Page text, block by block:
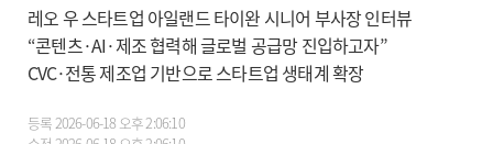
레오 우 스타트업 아일랜드 타이완 시니어 부사장 인터뷰
“콘텐츠·AI·제조 협력해 글로벌 공급망 진입하고자”
CVC·전통 제조업 기반으로 스타트업 생태계 확장
등록2026-06-18 오후 2:06:10